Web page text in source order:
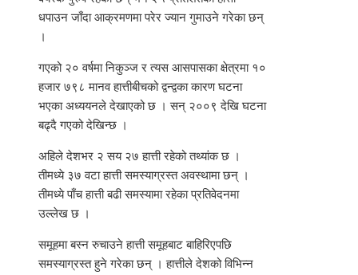
धपाउन जाँदा आक्रमणमा परेर ज्यान गुमाउने गरेका छन्
।
गएको २० वर्षमा निकुञ्ज र त्यस आसपासका क्षेत्रमा १०
हजार ७९८ मानव हात्तीबीचको द्वन्द्वका कारण घटना
भएका अध्ययनले देखाएको छ । सन् २००९ देखि घटना
बढ्दै गएको देखिन्छ ।
अहिले देशभर २ सय २७ हात्ती रहेको तथ्यांक छ ।
तीमध्ये ३७ वटा हात्ती समस्याग्रस्त अवस्थामा छन् ।
तीमध्ये पाँच हात्ती बढी समस्यामा रहेका प्रतिवेदनमा
उल्लेख छ ।
समूहमा बस्न रुचाउने हात्ती समूहबाट बाहिरिएपछि
समस्याग्रस्त हुने गरेका छन् । हात्तीले देशको विभिन्न